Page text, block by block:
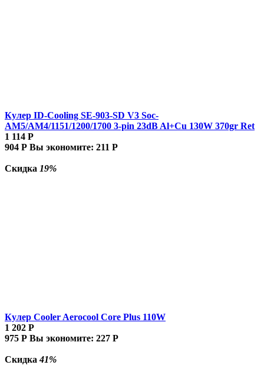
Кулер ID-Cooling SE-903-SD V3 Soc-
AM5/AM4/1151/1200/1700 3-pin 23dB Al+Cu 130W 370gr Ret
1 114 Р
904 Р Вы экономите: 211 Р
Скидка 19%
Кулер Cooler Aerocool Core Plus 110W
1 202 Р
975 Р Вы экономите: 227 Р
Скидка41%